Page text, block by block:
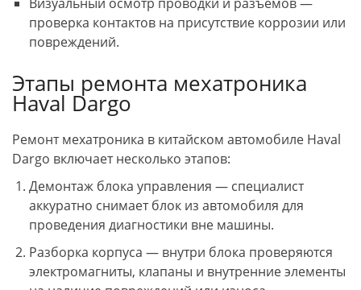
проверка контактов на присутствие коррозии или
повреждений.
Этапы ремонта мехатроника
Haval Dargo
Ремонт мехатроника в китайском автомобиле Haval
Dargo включает несколько этапов:
Демонтаж блока управления — специалист
аккуратно снимает блок из автомобиля для
проведения диагностики вне машины.
Разборка корпуса — внутри блока проверяются
электромагниты, клапаны и внутренние элементы